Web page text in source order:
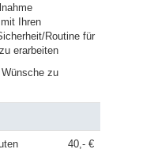
Ihren
Routine für
erarbeiten
zu
40,- €